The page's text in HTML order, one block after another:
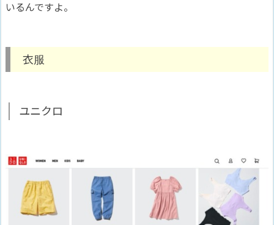
いるんですよ。
衣服
ユニクロ